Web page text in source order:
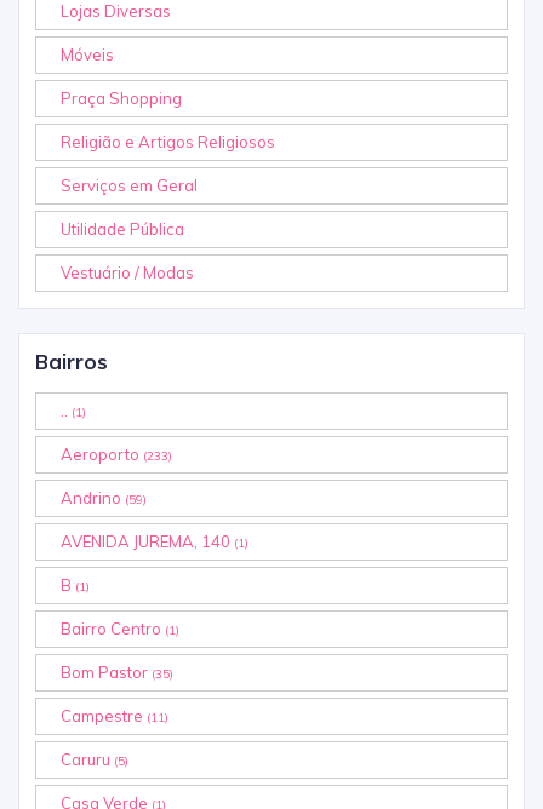
Lojas Diversas
Móveis
Praça Shopping
Religião e Artigos Religiosos
Serviços em Geral
Utilidade Pública
Vestuário / Modas
Bairros
(1)
Aeroporto (233)
Andrino (59)
AVENIDA JUREMA, 140 (1)
B (1)
Bairro Centro (1)
Bom Pastor (35)
Campestre (11)
Caruru (5)
Casa Verde (1)